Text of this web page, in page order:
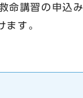
命講習の申込み
ます。